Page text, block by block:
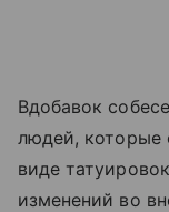
Вдобавок
людей, которые
виде
изменений во